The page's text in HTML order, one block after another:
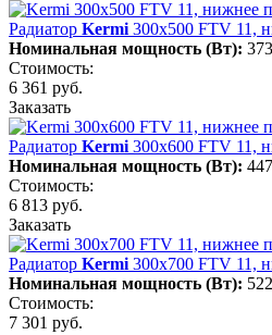
Радиатор Kermi 300х500 FTV 11,
Номинальная мощность (Вт): 373
Стоимость:
6 361 руб.
Заказать
Радиатор Kermi 300х600 FTV 11,
Номинальная мощность (Вт): 447
Стоимость:
6 813 руб.
Заказать
Радиатор Kermi 300х700 FTV 11,
Номинальная мощность (Вт): 522
Стоимость:
7 301 руб.